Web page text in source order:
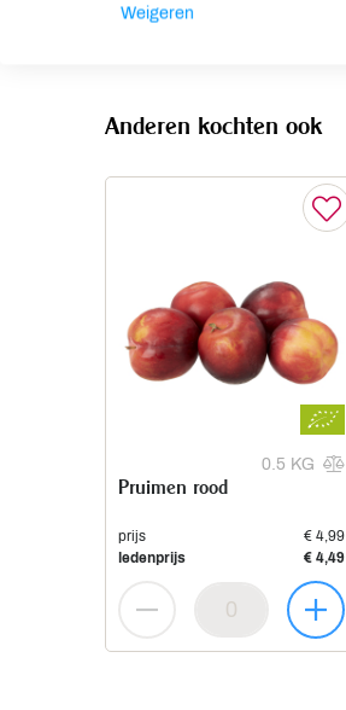
Noten
Anderen kochten ook
0.5 KG
Pruimen rood
prijs
€ 4,99
ledenprijs
€ 4,49
Weigeren